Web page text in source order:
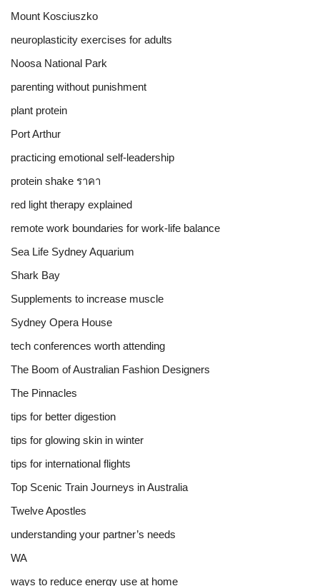
Mount Kosciuszko
neuroplasticity exercises for adults
Noosa National Park
parenting without punishment
plant protein
Port Arthur
practicing emotional self-leadership
protein shake ราคา
red light therapy explained
remote work boundaries for work-life balance
Sea Life Sydney Aquarium
Shark Bay
Supplements to increase muscle
Sydney Opera House
tech conferences worth attending
The Boom of Australian Fashion Designers
The Pinnacles
tips for better digestion
tips for glowing skin in winter
tips for international flights
Top Scenic Train Journeys in Australia
Twelve Apostles
understanding your partner’s needs
WA
ways to reduce energy use at home